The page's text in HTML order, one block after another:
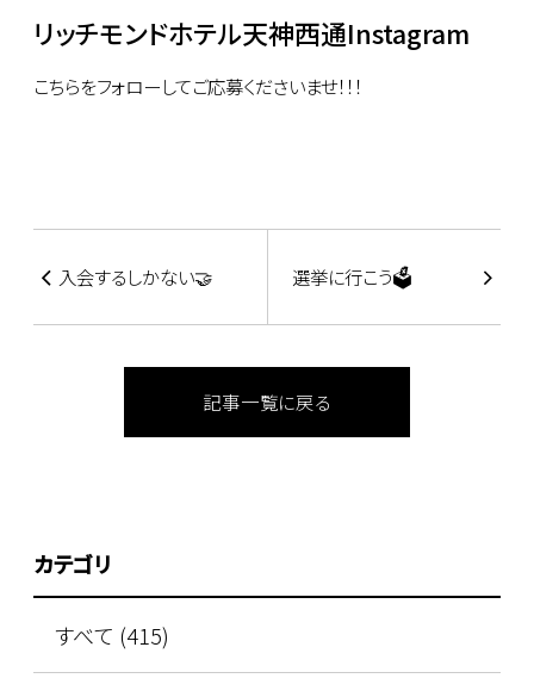
リッチモンドホテル天神西通Instagram
こちらをフォローしてご応募くださいませ！！！
入会するしかない🤝 選挙に行こう🗳
記事一覧に戻る
カテゴリ
すべて (415)